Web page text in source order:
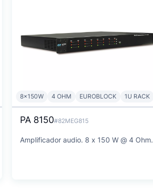
8x150W 4 OHM EUROBLOCK 1U RACK
PA 8150#82MEG815
Amplificador audio. 8 x 150 W @ 4 Ohm.